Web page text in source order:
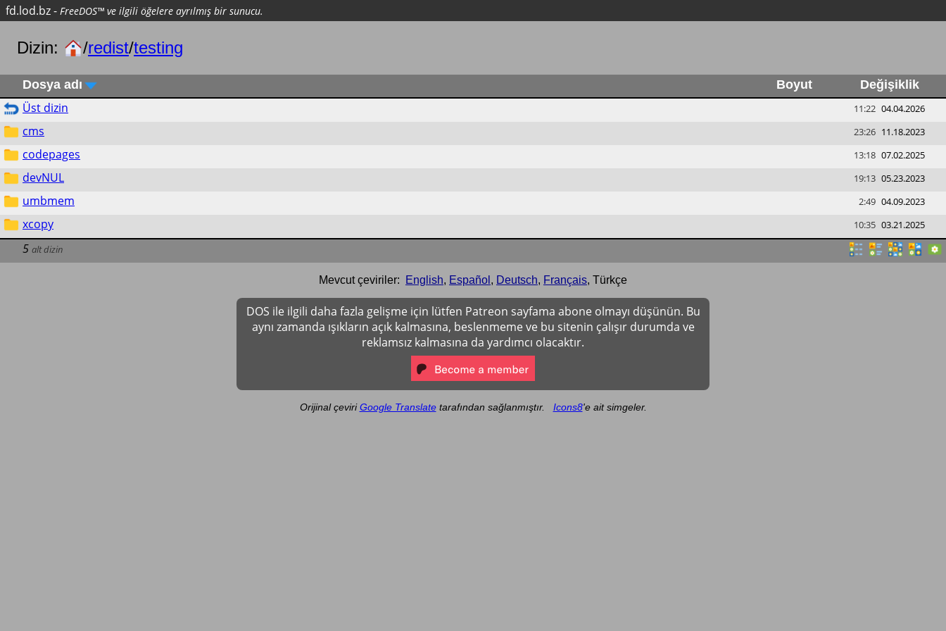
fd.lod.bz- FreeDOS™ ve ilgili öğelere ayrılmış bir sunucu.
Dizin: /redist/testing
Dosya adı Boyut Değişiklik
Üst dizin 11:22 04.04.2026
cms 23:26 11.18.2023
codepages 13:18 07.02.2025
devNUL 19:13 05.23.2023
umbmem 2:49 04.09.2023
xcopy 10:35 03.21.2025
5 alt dizin
Mevcut çeviriler: English, Español , Deutsch, Français, Türkçe
DOS ile ilgili daha fazla gelişme için lütfen Patreon sayfama abone olmayı düşünün. Bu
aynı zamanda ışıkların açık kalmasına, beslenmeme ve bu sitenin çalışır durumda ve
reklamsız kalmasına da yardımcı olacaktır.
Orijinal çeviriGoogle Translatetarafından sağlanmıştır. Icons8'e ait simgeler.